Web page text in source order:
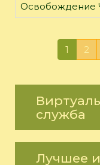
Освобождение
1 2
служба
Лучшее